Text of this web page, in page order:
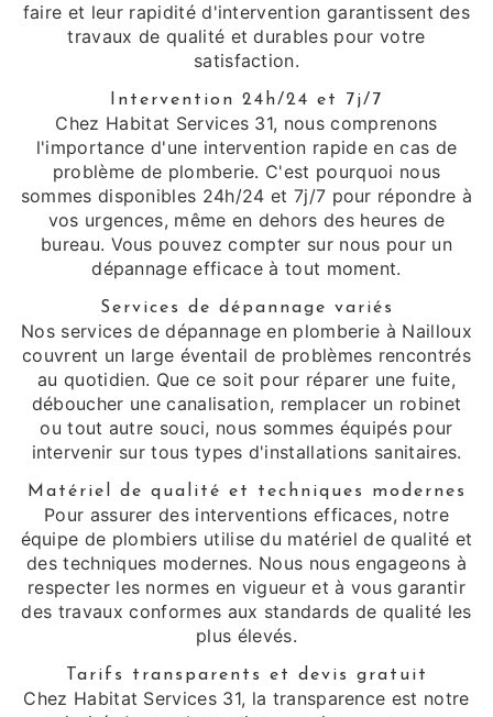
faire et leur rapidité d'intervention garantissent des
travaux de qualité et durables pour votre
satisfaction.
Intervention 24h/24 et 7j/7
Chez Habitat Services 31, nous comprenons
l'importance d'une intervention rapide en cas de
problème de plomberie. C'est pourquoi nous
sommes disponibles 24h/24 et 7j/7 pour répondre à
vos urgences, même en dehors des heures de
bureau. Vous pouvez compter sur nous pour un
dépannage efficace à tout moment.
Services de dépannage variés
Nos services de dépannage en plomberie à Nailloux
couvrent un large éventail de problèmes rencontrés
au quotidien. Que ce soit pour réparer une fuite,
déboucher une canalisation, remplacer un robinet
ou tout autre souci, nous sommes équipés pour
intervenir sur tous types d'installations sanitaires.
Matériel de qualité et techniques modernes
Pour assurer des interventions efficaces, notre
équipe de plombiers utilise du matériel de qualité et
des techniques modernes. Nous nous engageons à
respecter les normes en vigueur et à vous garantir
des travaux conformes aux standards de qualité les
plus élevés.
Tarifs transparents et devis gratuit
Chez Habitat Services 31, la transparence est notre